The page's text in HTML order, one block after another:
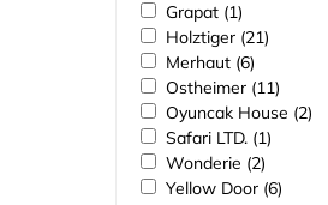
Grapat (1)
Holztiger (21)
Merhaut (6)
Ostheimer (11)
Oyuncak House (2)
Safari LTD. (1)
Wonderie (2)
Yellow Door (6)